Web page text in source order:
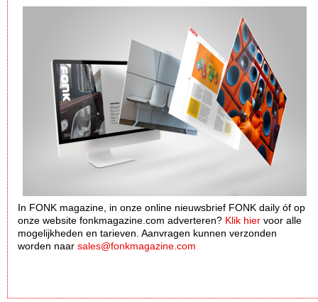
In FONK magazine, in onze online nieuwsbrief FONK daily óf op
onze website fonkmagazine.com adverteren? Klik hier voor alle
mogelijkheden en tarieven. Aanvragen kunnen verzonden
worden naar sales@fonkmagazine.com